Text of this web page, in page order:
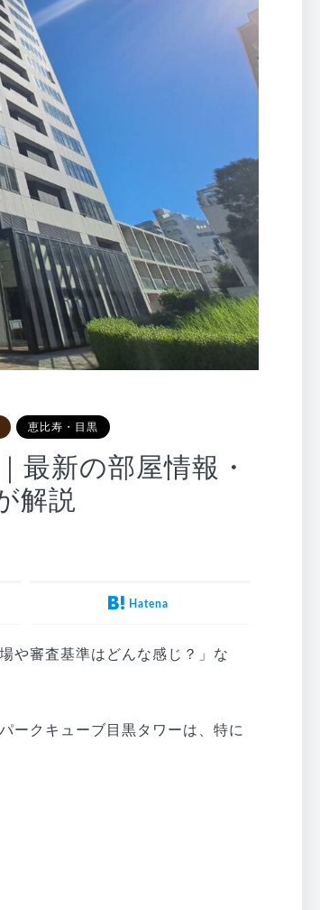
恵比寿・目黒
最新の部屋情報・
解説
Hatena
や審査基準はどんな感じ？」な
ークキューブ目黒タワーは、特に